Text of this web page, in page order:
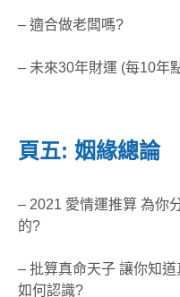
– 適合做老闆嗎?
– 未來30年財運 (每10年
頁五: 姻緣總論
– 2021 愛情運推算 為你
的?
– 批算真命天子 讓你知
如何認識?